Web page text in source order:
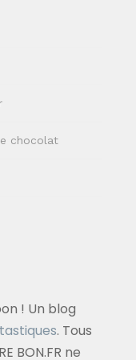
chocolat
! Un blog
. Tous
BON.FR ne